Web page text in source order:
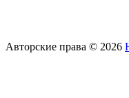
Авторские права © 2026